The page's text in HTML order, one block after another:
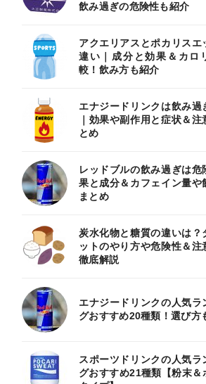
飲み過ぎの危険性も紹介
アクエリアスとポカリスエ
違い｜成分と効果＆カロ
較！飲み方も紹介
エナジードリンクは飲み過
｜効果や副作用と症状＆注
とめ
レッドブルの飲み過ぎは危
果と成分＆カフェイン量や
まとめ
炭水化物と糖質の違いは？
ットのやり方や危険性＆注
徹底解説
エナジードリンクの人気ラ
グおすすめ20種類！選び方
スポーツドリンクの人気ラ
グおすすめ21種類【粉末＆